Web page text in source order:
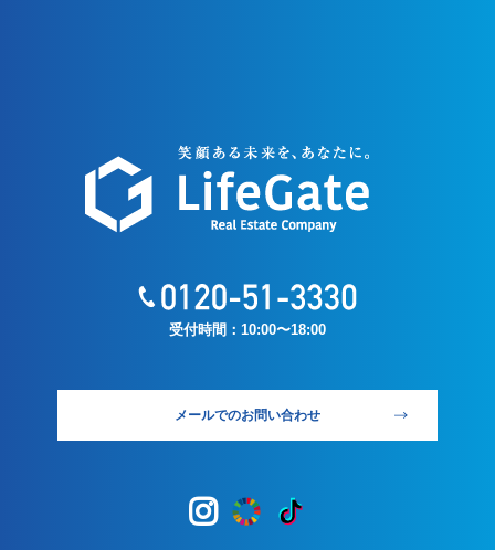
メールでのお問い合わせ
受付時間：10:00〜18:00